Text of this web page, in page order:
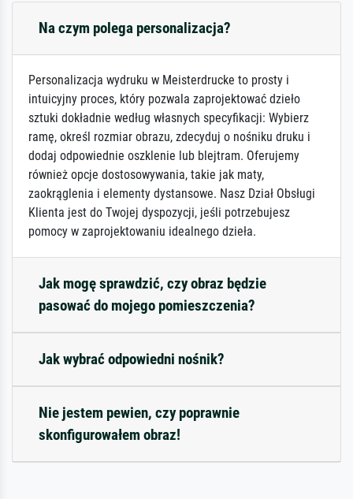
Na czym polega personalizacja?
Personalizacja wydruku w Meisterdrucke to prosty i
intuicyjny proces, który pozwala zaprojektować dzieło
sztuki dokładnie według własnych specyfikacji: Wybierz
ramę, określ rozmiar obrazu, zdecyduj o nośniku druku i
dodaj odpowiednie oszklenie lub blejtram. Oferujemy
również opcje dostosowywania, takie jak maty,
zaokrąglenia i elementy dystansowe. Nasz Dział Obsługi
Klienta jest do Twojej dyspozycji, jeśli potrzebujesz
pomocy w zaprojektowaniu idealnego dzieła.
Jak mogę sprawdzić, czy obraz będzie
pasować do mojego pomieszczenia?
Jak wybrać odpowiedni nośnik?
Nie jestem pewien, czy poprawnie
skonfigurowałem obraz!